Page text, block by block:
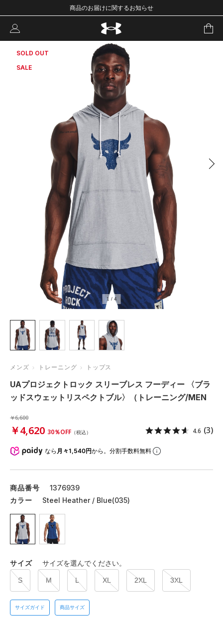
商品のお届けに関するお知らせ
SOLD OUT
SALE
1 / 4
メンズ トレーニング トップス
UAプロジェクトロック スリーブレス フーディー 〈ブラ
ッドスウェットリスペクトブル〉（トレーニング/MEN
￥6,600
￥4,620 30％OFF （税込） 4.6 (3)
なら 月々1,540円から。分割手数料無料
商品番号
1376939
カラー
Steel Heather / Blue(035)
サイズ サイズを選んでください。
S M L XL 2XL 3XL
サイズガイド 商品サイズ